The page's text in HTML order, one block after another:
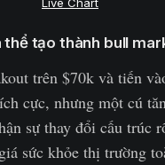
thể tạo thành bull
trên $70k và tiến
cực, nhưng một cú
sự thay đổi cấu trúc
sức khỏe thị trường